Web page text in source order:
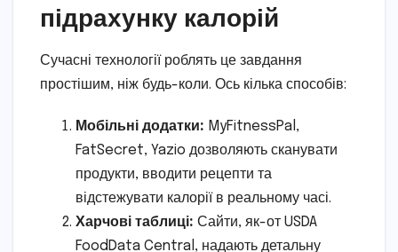
підрахунку калорій
Сучасні технології роблять це завдання
простішим, ніж будь-коли. Ось кілька способів:
Мобільні додатки: MyFitnessPal,
FatSecret, Yazio дозволяють сканувати
продукти, вводити рецепти та
відстежувати калорії в реальному часі.
Харчові таблиці: Сайти, як-от USDA
FoodData Central, надають детальну